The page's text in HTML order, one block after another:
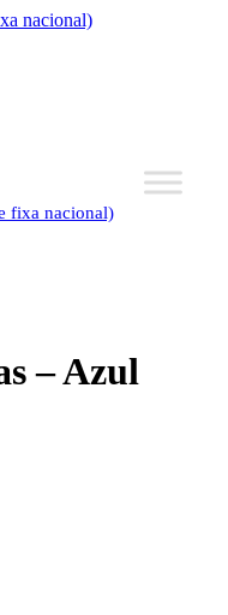
nacional)
fixa nacional)
– Azul